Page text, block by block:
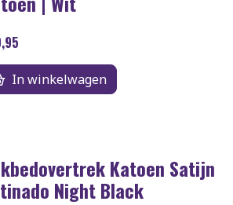
In winkelwagen
Katoen Satijn
Night Black